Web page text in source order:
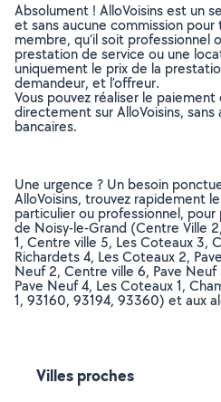
Absolument ! AlloVoisins est un
et sans aucune commission
membre, qu’il soit professionnel
prestation de service ou une
uniquement le prix de la
demandeur, et l’offreur.
Vous pouvez réaliser le
directement sur AlloVoisins,
bancaires.
Une urgence ? Un besoin
AlloVoisins, trouvez rapidement
particulier ou professionnel,
de Noisy-le-Grand (Centre Ville
1, Centre ville 5, Les Coteaux 3,
Richardets 4, Les Coteaux 2,
Neuf 2, Centre ville 6, Pave
Pave Neuf 4, Les Coteaux 1,
1, 93160, 93194, 93360) et aux
Villes proches